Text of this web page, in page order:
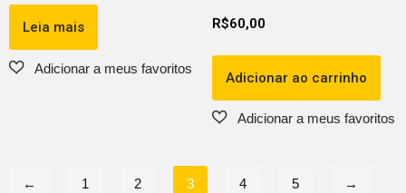
Leia mais R$60,00
Adicionar ao carrinho
← 1 2 3 4 5 →